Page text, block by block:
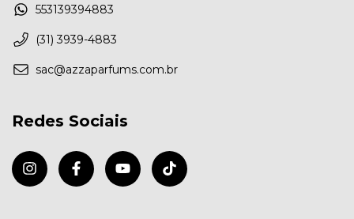
553139394883
(31) 3939-4883
sac@azzaparfums.com.br
Redes Sociais